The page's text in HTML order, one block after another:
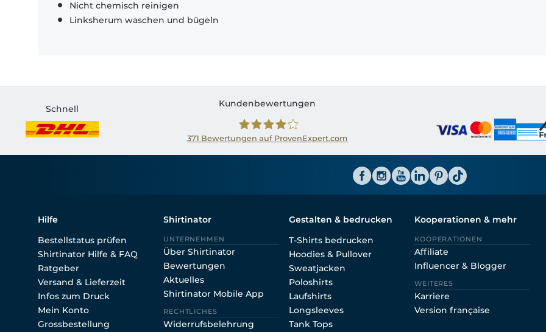
Nicht chemisch reinigen
Linksherum waschen und bügeln
Schnell
Kundenbewertungen
371 Bewertungen auf ProvenExpert.com
Hilfe
Bestellstatus prüfen
Shirtinator Hilfe & FAQ
Ratgeber
Versand & Lieferzeit
Infos zum Druck
Mein Konto
Grossbestellung
Shirtinator
UNTERNEHMEN
Über Shirtinator
Bewertungen
Aktuelles
Shirtinator Mobile App
RECHTLICHES
Widerrufsbelehrung
Gestalten & bedrucken
T-Shirts bedrucken
Hoodies & Pullover
Sweatjacken
Poloshirts
Laufshirts
Longsleeves
Tank Tops
Kooperationen & mehr
KOOPERATIONEN
Affiliate
Influencer & Blogger
WEITERES
Karriere
Version française